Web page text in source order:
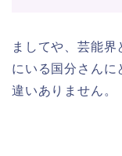
ましてや、芸能
にいる国分さんに
違いありません。